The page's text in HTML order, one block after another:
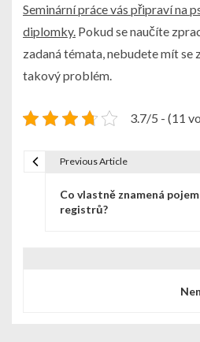
Seminární práce vás připraví na
diplomky. Pokud se naučíte
zadaná témata, nebudete mít se
takový problém.
3.7/5 - (11
Previous Article
Co vlastně znamená
registrů?